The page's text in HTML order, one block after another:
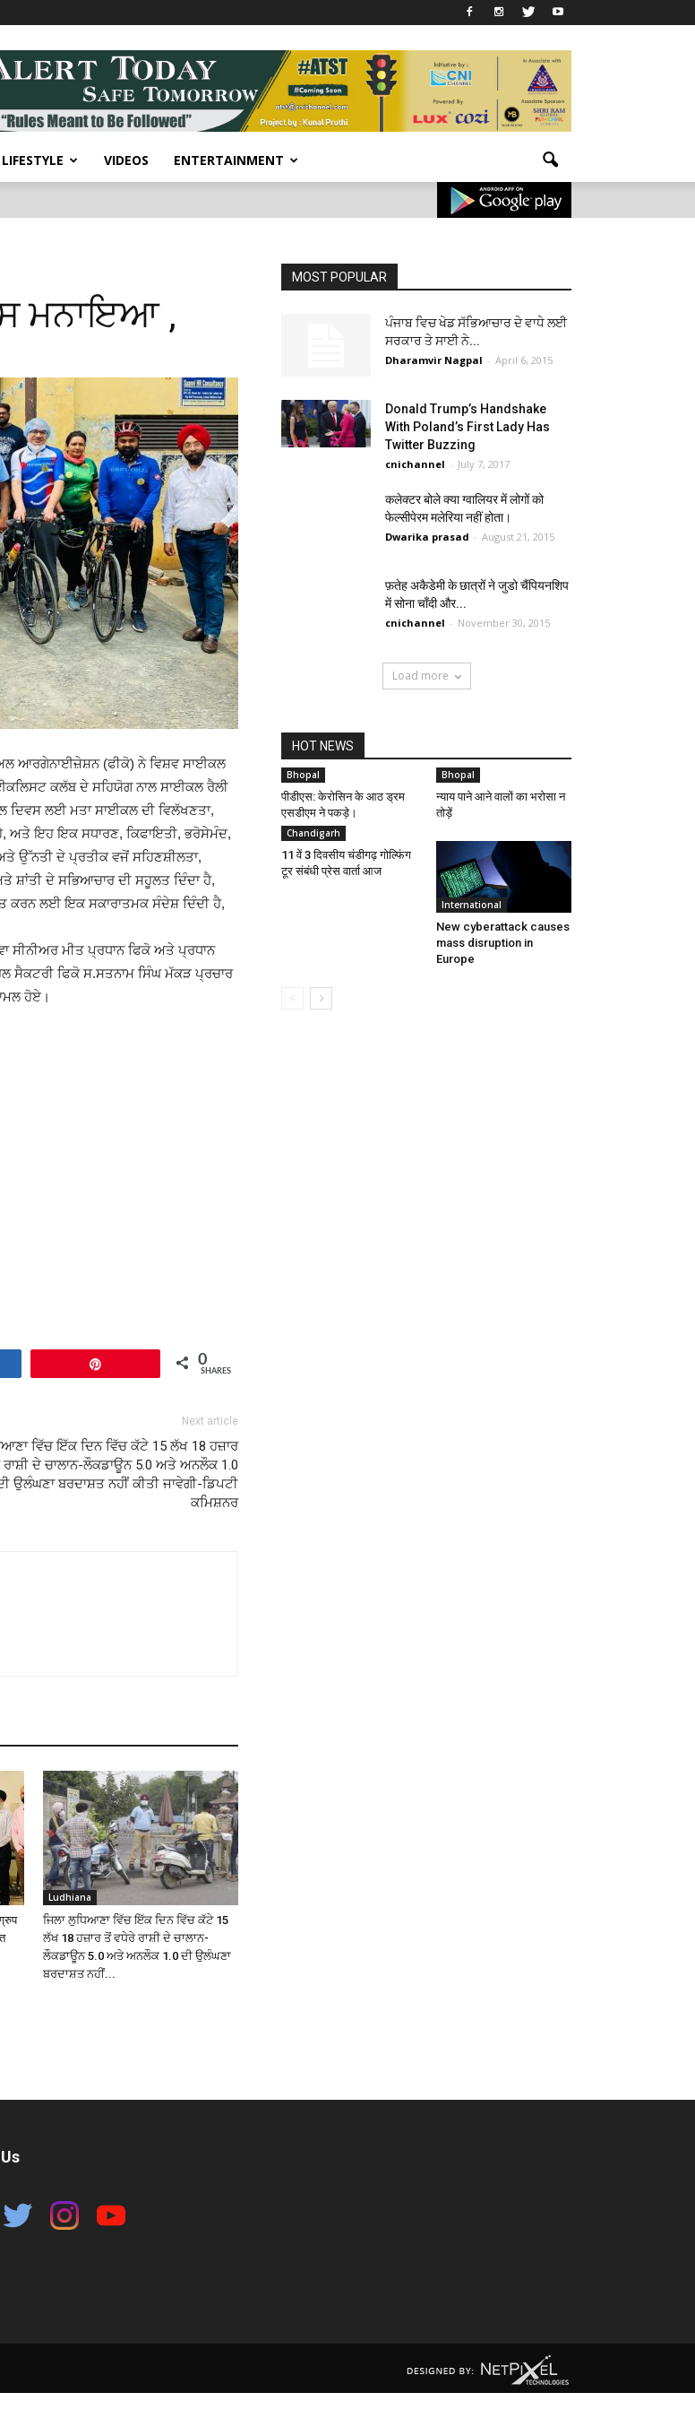
LIFESTYLE VIDEOS ENTERTAINMENT
ਮਨਾਇਆ ,
ਆਰਗੇਨਾਈਜ਼ੇਸ਼ਨ (ਫੀਕੋ) ਨੇ ਵਿਸ਼ਵ ਸਾਈਕਲ
ਕਲੱਬ ਦੇ ਸਹਿਯੋਗ ਨਾਲ ਸਾਈਕਲ ਰੈਲੀ
ਦਿਵਸ ਲਈ ਮਤਾ ਸਾਈਕਲ ਦੀ ਵਿਲੱਖਣਤਾ,
ਅਤੇ ਇਹ ਇਕ ਸਧਾਰਣ, ਕਿਫਾਇਤੀ, ਭਰੋਸੇਮੰਦ,
ਉੱਨਤੀ ਦੇ ਪ੍ਰਤੀਕ ਵਜੋਂ ਸਹਿਣਸ਼ੀਲਤਾ,
ਦੇ ਸਭਿਆਚਾਰ ਦੀ ਸਹੂਲਤ ਦਿੰਦਾ ਹੈ,
ਲਈ ਇਕ ਸਕਾਰਾਤਮਕ ਸੰਦੇਸ਼ ਦਿੰਦੀ ਹੈ,
ਸੀਨੀਅਰ ਮੀਤ ਪ੍ਰਧਾਨ ਫਿਕੋ ਅਤੇ ਪ੍ਰਧਾਨ
ਸੈਕਟਰੀ ਫਿਕੋ ਸ.ਸਤਨਾਮ ਸਿੰਘ ਮੱਕੜ ਪ੍ਰਚਾਰ
ਹੋਏ।
0
SHARES
Next article
ਵਿੱਚ ਇੱਕ ਦਿਨ ਵਿੱਚ ਕੱਟੇ 15 ਲੱਖ 18 ਹਜ਼ਾਰ
ਦੇ ਚਾਲਾਨ-ਲੌਕਡਾਊਨ 5.0 ਅਤੇ ਅਨਲੌਕ 1.0
ਉਲੰਘਣਾ ਬਰਦਾਸ਼ਤ ਨਹੀਂ ਕੀਤੀ ਜਾਵੇਗੀ-ਡਿਪਟੀ
ਕਮਿਸ਼ਨਰ
Ludhiana
ਜਿਲਾ ਲੁਧਿਆਣਾ ਵਿੱਚ ਇੱਕ ਦਿਨ ਵਿੱਚ ਕੱਟੇ 15
ਲੱਖ 18 ਹਜ਼ਾਰ ਤੋਂ ਵਧੇਰੇ ਰਾਸ਼ੀ ਦੇ ਚਾਲਾਨ-
ਲੌਕਡਾਊਨ 5.0 ਅਤੇ ਅਨਲੌਕ 1.0 ਦੀ ਉਲੰਘਣਾ
ਬਰਦਾਸ਼ਤ ਨਹੀਂ...
MOST POPULAR
ਪੰਜਾਬ ਵਿਚ ਖੇਡ ਸੱਭਿਆਚਾਰ ਦੇ ਵਾਧੇ ਲਈ
ਸਰਕਾਰ ਤੇ ਸਾਈ ਨੇ...
Dharamvir Nagpal - April 6, 2015
Donald Trump’s Handshake
With Poland’s First Lady Has
Twitter Buzzing
cnichannel - July 7, 2017
कलेक्टर बोले क्या ग्वालियर में लोगों को
फेल्सीपेरम मलेरिया नहीं होता।
Dwarika prasad - August 21, 2015
फ़तेह अकैडेमी के छात्रों ने जुडो चैंपियनशिप
में सोना चाँदी और...
cnichannel - November 30, 2015
Load more
HOT NEWS
Bhopal
पीडीएस: केरोसिन के आठ ड्रम
एसडीएम ने पकड़े।
Bhopal
न्याय पाने आने वालों का भरोसा न
तोड़ें
Chandigarh
11 वें 3 दिवसीय चंडीगढ़ गोल्फिंग
टूर संबंधी प्रेस वार्ता आज
International
New cyberattack causes
mass disruption in
Europe